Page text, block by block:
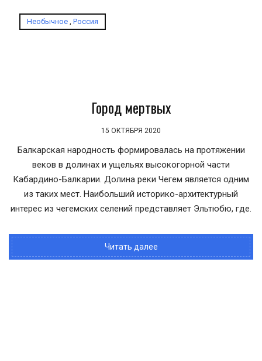
Необычное Россия
Город мертвых
15 ОКТЯБРЯ 2020
Балкарская народность формировалась на протяжении
веков в долинах и ущельях высокогорной части
Кабардино-Балкарии. Долина реки Чегем является одним
из таких мест. Наибольший историко-архитектурный
интерес из чегемских селений представляет Эльтюбю, где.
Читать далее